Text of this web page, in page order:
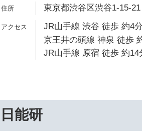
東京都渋谷区渋谷1-15-
JR山手線 渋谷 徒歩 約4分
京王井の頭線 神泉 徒歩
JR山手線 原宿 徒歩 約14
日能研